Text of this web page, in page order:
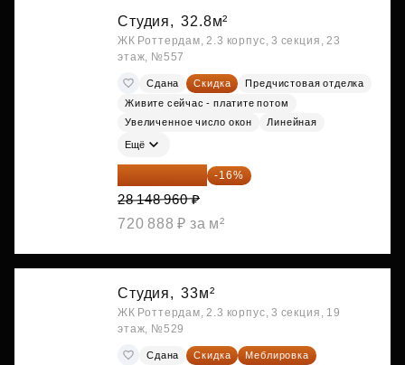
Студия, 32.8м²
ЖК Роттердам, 2.3 корпус, 3 секция, 23
этаж, №557
Сдана Скидка
Предчистовая отделка
Живите сейчас - платите потом
Увеличенное число окон
Линейная
Ещё
23 645 126 ₽ -16%
28 148 960 ₽
720 888 ₽ за м²
Студия, 33м²
ЖК Роттердам, 2.3 корпус, 3 секция, 19
этаж, №529
Сдана Скидка
Меблировка